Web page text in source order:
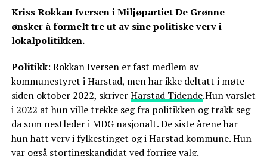
Kriss Rokkan Iversen i Miljøpartiet De Grønne
ønsker å formelt tre ut av sine politiske verv i
lokalpolitikken.
Politikk: Rokkan Iversen er fast medlem av
kommunestyret i Harstad, men har ikke deltatt i møte
siden oktober 2022, skriverHarstad Tidende.Hun varslet
i 2022 at hun ville trekke seg fra politikken og trakk seg
da som nestleder i MDG nasjonalt. De siste årene har
hun hatt verv i fylkestinget og i Harstad kommune. Hun
var også stortingskandidat ved forrige valg.